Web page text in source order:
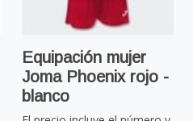
Equipación mujer
Joma Phoenix rojo -
blanco